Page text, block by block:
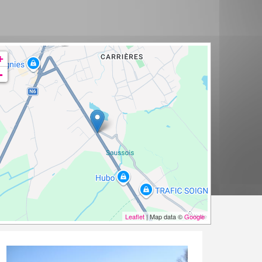
Leaflet| Map data ©Google